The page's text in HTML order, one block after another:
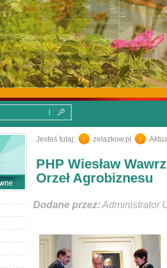
Jesteś tutaj: zelazkow.pl
PHP Wiesław
Orzeł Agrobiznesu
Dodane przez:Administrator